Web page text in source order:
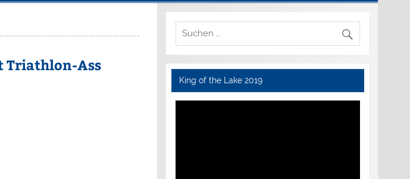
Triathlon-Ass
King of the Lake 2019
Video-